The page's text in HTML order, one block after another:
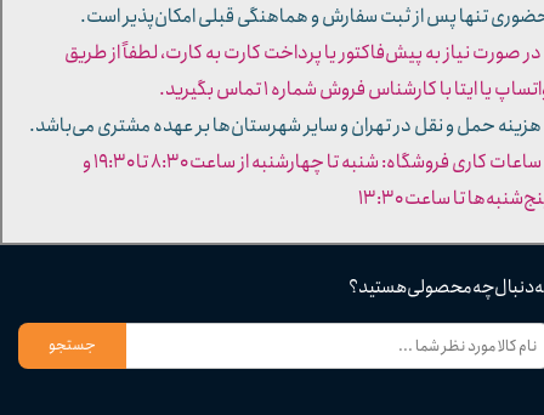
دنبال چه محصولی هستید؟
جستجو
تنها پس از ثبت سفارش و هماهنگی قبلی امکان‌پذیر است.
صورت نیاز به پیش‌فاکتور یا پرداخت کارت به کارت، لطفاً از طریق
یا ایتا با کارشناس فروش شماره ۱ تماس بگیرید.
حمل و نقل در تهران و سایر شهرستان‌ها بر عهده مشتری می‌باشد.
- ساعات کاری فروشگاه: شنبه تا چهارشنبه از ساعت ۸:۳۰ تا ۱۹:۳۰ و
تا ساعت ۱۳:۳۰​​​​​​​